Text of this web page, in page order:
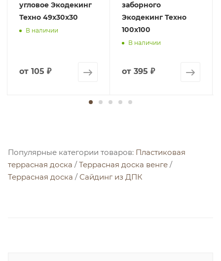
угловое Экодекинг
Техно 49x30x30
В наличии
от 105 ₽
заборного
Экодекинг Техно
100х100
В наличии
от 395 ₽
Популярные категории товаров: Пластиковая
террасная доска /Террасная доска венге /
Террасная доска / Сайдинг из ДПК